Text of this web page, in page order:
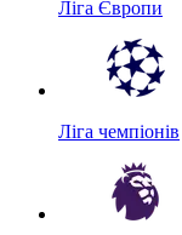
Ліга Європи
Ліга чемпіонів